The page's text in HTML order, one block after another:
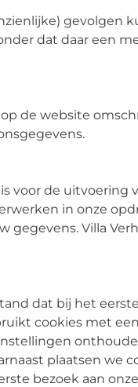
gevolgen
dat daar een
de website
voor de uitvoering
in onze
Villa
dat bij het
cookies met
plaatsen we
bezoek aan